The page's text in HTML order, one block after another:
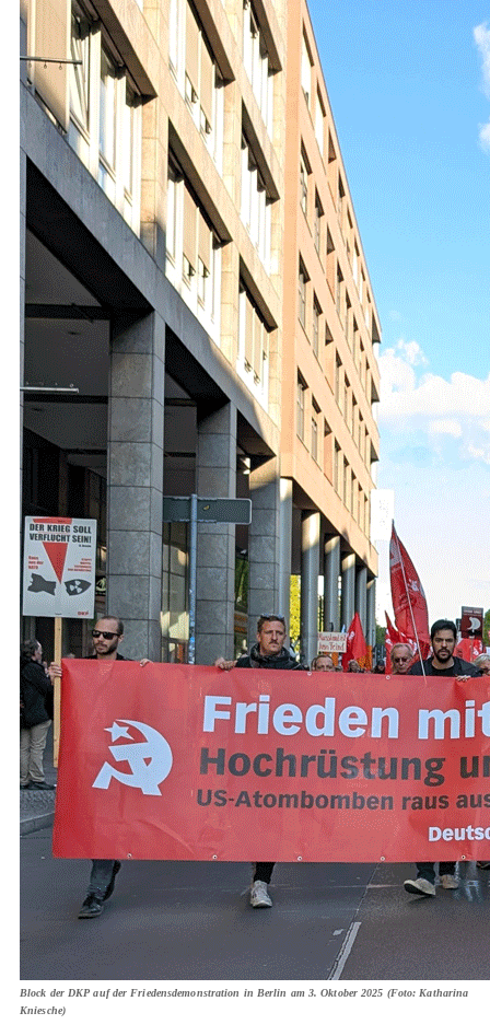
Block der DKP auf der Friedensdemonstration in Berlin am 3. Oktober 2025 (Foto: Katharina
Kniesche)